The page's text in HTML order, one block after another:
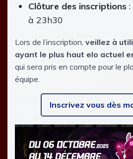
Clôture des inscriptions
à 23h30
Lors de l’inscription, veillez à
ayant le plus haut elo actuel
qui sera pris en compte pour le
équipe.
Inscrivez vous dès